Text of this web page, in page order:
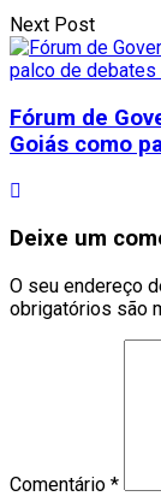
Next Post
Fórum de
Goiás como
Deixe um
O seu endereço
obrigatórios são
Comentário *